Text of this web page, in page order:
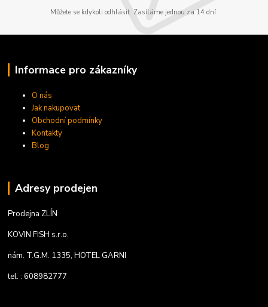
Můžete se kdykoli odhlásit. Zasíláme jednou za 14 dní.
Informace pro zákazníky
O nás
Jak nakupovat
Obchodní podmínky
Kontakty
Blog
Adresy prodejen
Prodejna ZLÍN
KOVIN FISH s.r.o.
nám. T.G.M. 1335, HOTEL GARNI
tel. : 608982777